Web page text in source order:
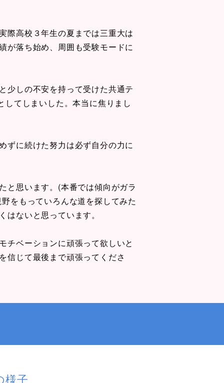
際高校３年生の夏までは三重大は
が落ち始め、周囲も受験モードに
少しの不安を持って受けた共通テ
てしまいした。本当に焦りまし
ずに続けた努力は必ず自分の力に
と思います。(本番では傾向がガラ
をもっていろんな道を探してみた
ないと思っています。
チベーションに頑張って欲しいと
信じて最後まで頑張ってくださ
様子